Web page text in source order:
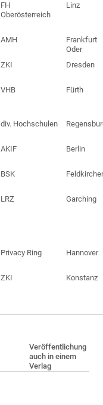
FH
Oberösterreich
Linz
AMH
Frankfurt
Oder
ZKI Dresden
VHB Fürth
div. Hochschulen
AKIF Berlin
BSK
LRZ Garching
Privacy Ring Hannover
ZKI Konstanz
Veröffentlichung
auch in einem
Verlag